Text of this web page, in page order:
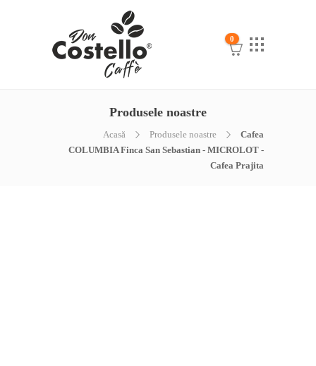
0
Produsele noastre
Acasă Produsele noastre
Cafea
COLUMBIA Finca San Sebastian - MICROLOT -
Cafea Prajita